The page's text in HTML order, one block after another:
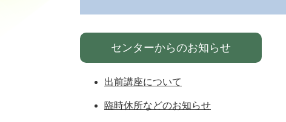
センターからのお知らせ
出前講座について
臨時休所などのお知らせ